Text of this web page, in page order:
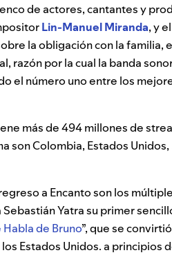
de actores, cantantes y
Lin-Manuel Miranda, y
la obligación con la familia,
razón por la cual la banda
el número uno entre los
más de 494 millones de
son Colombia, Estados Unidos,
a Encanto son los
Sebastián Yatra su primer
Habla de Bruno”, que se
Estados Unidos. a principios